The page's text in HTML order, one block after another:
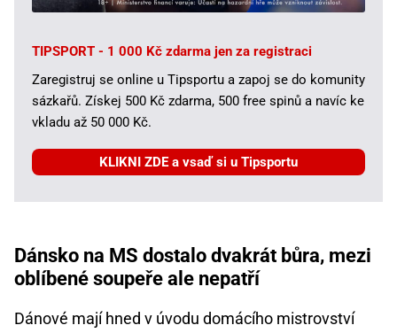
TIPSPORT - 1 000 Kč zdarma jen za registraci
Zaregistruj se online u Tipsportu a zapoj se do komunity
sázkařů. Získej 500 Kč zdarma, 500 free spinů a navíc ke
vkladu až 50 000 Kč.
KLIKNI ZDE a vsaď si u Tipsportu
Dánsko na MS dostalo dvakrát bůra, mezi
oblíbené soupeře ale nepatří
Dánové mají hned v úvodu domácího mistrovství